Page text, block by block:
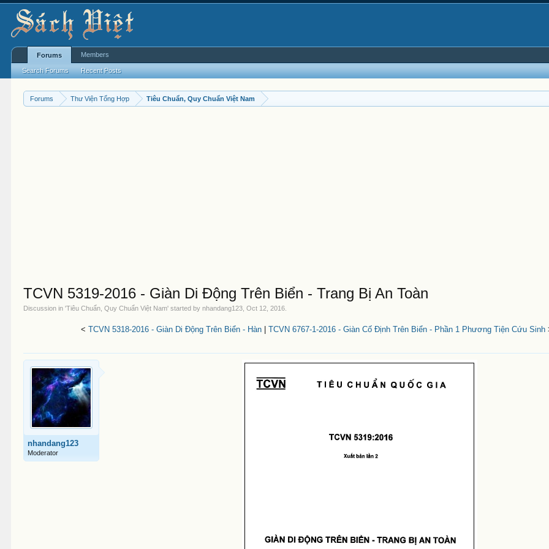
Forums Thư Viện Tổng Hợp Tiêu Chuẩn, Quy Chuẩn Việt Nam
TCVN 5319-2016 - Giàn Di Động Trên Biển - Trang Bị An Toàn
Discussion in 'Tiêu Chuẩn, Quy Chuẩn Việt Nam' started bynhandang123 ,Oct 12, 2016
< TCVN 5318-2016 - Giàn Di Động Trên Biển - Hàn TCVN 6767-1-2016 - Giàn Cố Định Trên Biển - Phần 1 Phương Tiện Cứu Sinh
nhandang123
Moderator
Forums
Search Forums Recent Posts
Members